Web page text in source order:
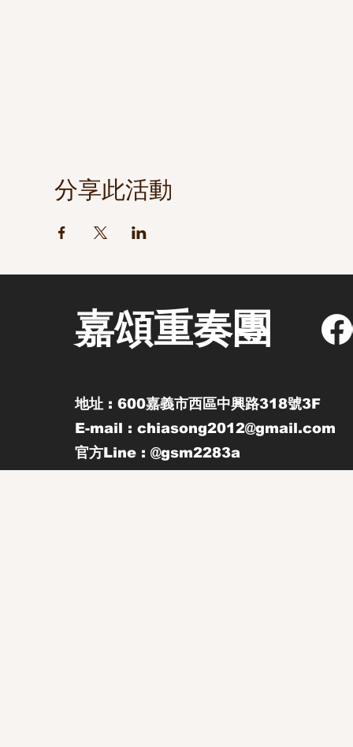
分享此活動
嘉頌重奏團
地址 : 600嘉義市西區中興路318號3F
E-mail : chiasong2012@gmail.com
官方Line : @gsm2283a